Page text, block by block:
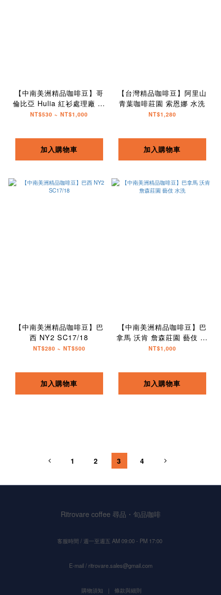
【中南美洲精品咖啡豆】哥
倫比亞 Hulia 紅衫處理廠 西
瓜風味
NT$530 ~ NT$1,000
加入購物車
【台灣精品咖啡豆】阿里山
青葉咖啡莊園 索恩娜 水洗
NT$1,280
加入購物車
【中南美洲精品咖啡豆】巴
西 NY2 SC17/18
NT$280 ~ NT$500
加入購物車
【中南美洲精品咖啡豆】巴
拿馬 沃肯 詹森莊園 藝伎 水
洗
NT$1,000
加入購物車
1 2 3 4
Ritrovare coffee 尋品・旬品咖啡
客服時間 / 週一至週五 AM 09:00 - PM 17:00
E-mail / ritrovare.sales@gmail.com
購物須知 ｜ 條款與細則